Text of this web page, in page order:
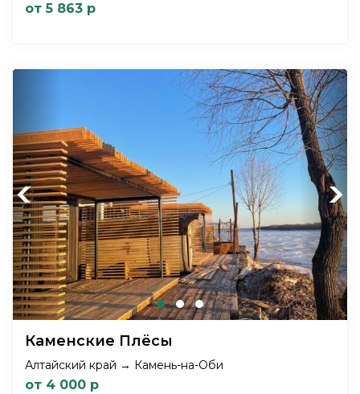
от 5 863 р
Previous Next
Каменские Плёсы
Алтайский край → Камень-на-Оби
от 4 000 р